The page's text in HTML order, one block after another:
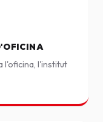
l'oficina, l'institut